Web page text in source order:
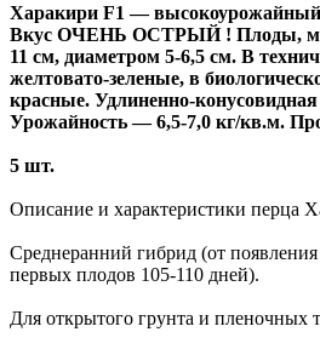
Харакири F1 — высокоурожайный
Вкус ОЧЕНЬ ОСТРЫЙ ! Плоды,
11 см, диаметром 5-6,5 см. В
желтовато-зеленые, в
красные. Удлиненно-
Урожайность — 6,5-7,0 кг/кв.м.
5 шт.
Описание и характеристики перца
Среднеранний гибрид (от появления
первых плодов 105-110 дней).
Для открытого грунта и пленочных